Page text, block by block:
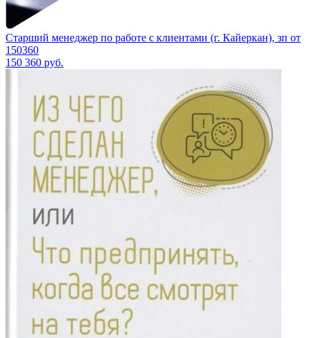
Старший менеджер по работе с клиентами (г. Кайеркан), зп от
150360
150 360 руб.